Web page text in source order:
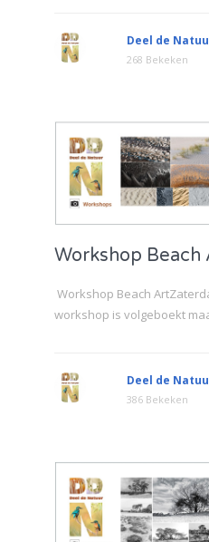
Deel de
268 Bekeken
Workshop Beach
Workshop Beach
workshop is volgeboekt
Deel de
386 Bekeken